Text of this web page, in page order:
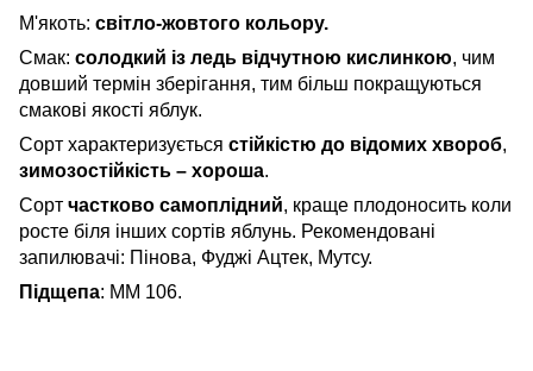
М'якоть: світло-жовтого кольору.
Смак: солодкий із ледь відчутною кислинкою, чим
довший термін зберігання, тим більш покращуються
смакові якості яблук.
Сорт характеризується стійкістю до відомих хвороб,
зимозостійкість – хороша.
Сорт частково самоплідний, краще плодоносить коли
росте біля інших сортів яблунь. Рекомендовані
запилювачі: Пінова, Фуджі Ацтек, Мутсу.
Підщепа: ММ 106.